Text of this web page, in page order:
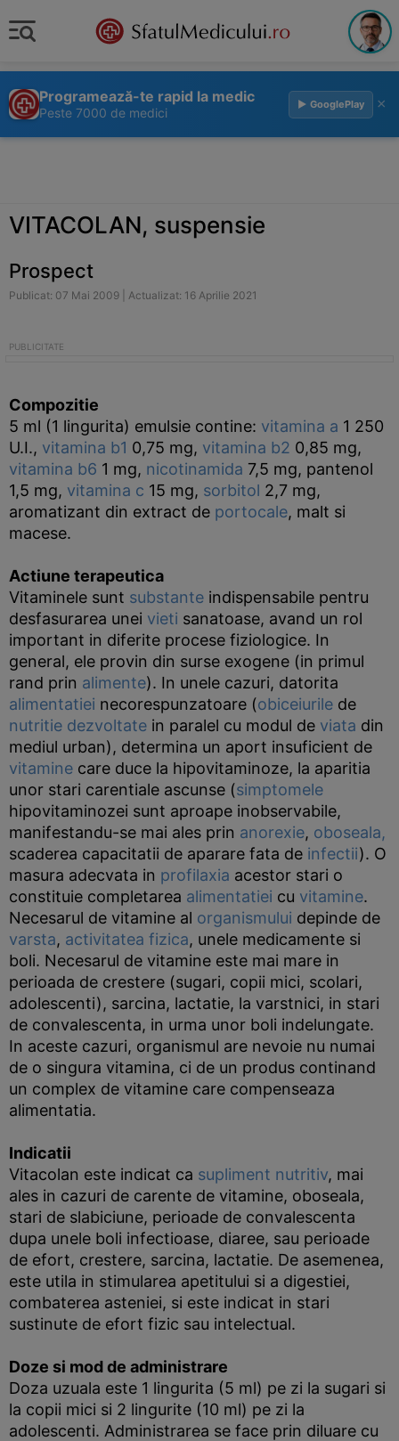
Programează-te rapid la medic
Peste 7000 de medici
▶ GooglePlay ×
VITACOLAN, suspensie
Prospect
Publicat: 07 Mai 2009 | Actualizat: 16 Aprilie 2021
Compozitie
5 ml (1 lingurita) emulsie contine: vitamina a 1 250
U.I., vitamina b1 0,75 mg, vitamina b2 0,85 mg,
vitamina b6 1 mg, nicotinamida 7,5 mg, pantenol
1,5 mg, vitamina c 15 mg, sorbitol 2,7 mg,
aromatizant din extract de portocale, malt si
macese.
Actiune terapeutica
Vitaminele sunt substante indispensabile pentru
desfasurarea unei vieti sanatoase, avand un rol
important in diferite procese fiziologice. In
general, ele provin din surse exogene (in primul
rand prin alimente). In unele cazuri, datorita
alimentatiei necorespunzatoare (obiceiurile de
nutritie dezvoltate in paralel cu modul de viata din
mediul urban), determina un aport insuficient de
vitamine care duce la hipovitaminoze, la aparitia
unor stari carentiale ascunse (simptomele
hipovitaminozei sunt aproape inobservabile,
manifestandu-se mai ales prin anorexie, oboseala,
scaderea capacitatii de aparare fata de infectii). O
masura adecvata in profilaxia acestor stari o
constituie completarea alimentatiei cu vitamine.
Necesarul de vitamine al organismului depinde de
varsta, activitatea fizica, unele medicamente si
boli. Necesarul de vitamine este mai mare in
perioada de crestere (sugari, copii mici, scolari,
adolescenti), sarcina, lactatie, la varstnici, in stari
de convalescenta, in urma unor boli indelungate.
In aceste cazuri, organismul are nevoie nu numai
de o singura vitamina, ci de un produs continand
un complex de vitamine care compenseaza
alimentatia.
Indicatii
Vitacolan este indicat ca supliment nutritiv, mai
ales in cazuri de carente de vitamine, oboseala,
stari de slabiciune, perioade de convalescenta
dupa unele boli infectioase, diaree, sau perioade
de efort, crestere, sarcina, lactatie. De asemenea,
este utila in stimularea apetitului si a digestiei,
combaterea asteniei, si este indicat in stari
sustinute de efort fizic sau intelectual.
Doze si mod de administrare
Doza uzuala este 1 lingurita (5 ml) pe zi la sugari si
la copii mici si 2 lingurite (10 ml) pe zi la
adolescenti. Administrarea se face prin diluare cu